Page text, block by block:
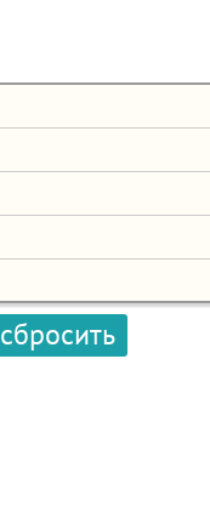
сбросить